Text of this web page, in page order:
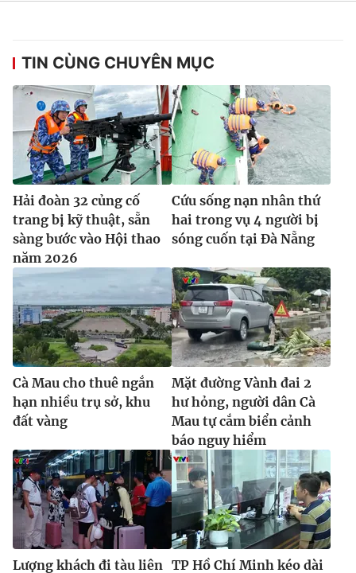
TIN CÙNG CHUYÊN MỤC
Hải đoàn 32 củng cố
trang bị kỹ thuật, sẵn
sàng bước vào Hội thao
năm 2026
Cứu sống nạn nhân thứ
hai trong vụ 4 người bị
sóng cuốn tại Đà Nẵng
Cà Mau cho thuê ngắn
hạn nhiều trụ sở, khu
đất vàng
Mặt đường Vành đai 2
hư hỏng, người dân Cà
Mau tự cắm biển cảnh
báo nguy hiểm
Lượng khách đi tàu liên TP Hồ Chí Minh kéo dài